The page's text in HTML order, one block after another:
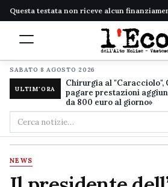
Questa testata non riceve alcun
SABATO 8 AGOSTO 2026
ULTIM'ORA
Chirurgia al "Caracciolo",
pagare prestazioni
da 800 euro al giorno»
Cerca
nel
sito
NEWS